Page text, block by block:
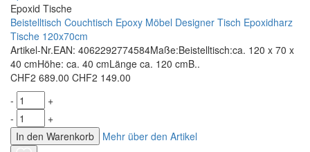
Epoxid Tische
Beistelltisch Couchtisch Epoxy Möbel Designer Tisch Epoxidharz
Tische 120x70cm
Artikel-Nr.EAN: 4062292774584Maße:Beistelltisch:ca. 120 x 70 x
40 cmHöhe: ca. 40 cmLänge ca. 120 cmB..
CHF2 689.00 CHF2 149.00
-
+
-
+
In den Warenkorb
Mehr über den Artikel